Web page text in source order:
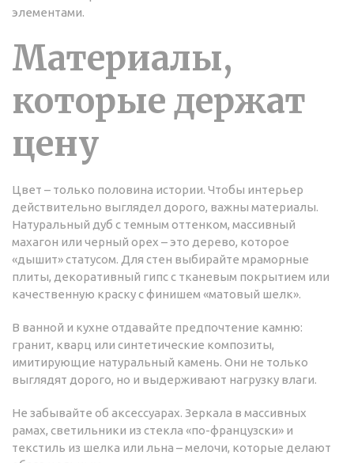
элементами.
Материалы,
которые держат
цену
Цвет – только половина истории. Чтобы интерьер
действительно выглядел дорого, важны материалы.
Натуральный дуб с темным оттенком, массивный
махагон или черный орех – это дерево, которое
«дышит» статусом. Для стен выбирайте мраморные
плиты, декоративный гипс с тканевым покрытием или
качественную краску с финишем «матовый шелк».
В ванной и кухне отдавайте предпочтение камню:
гранит, кварц или синтетические композиты,
имитирующие натуральный камень. Они не только
выглядят дорого, но и выдерживают нагрузку влаги.
Не забывайте об аксессуарах. Зеркала в массивных
рамах, светильники из стекла «по-французски» и
текстиль из шелка или льна – мелочи, которые делают